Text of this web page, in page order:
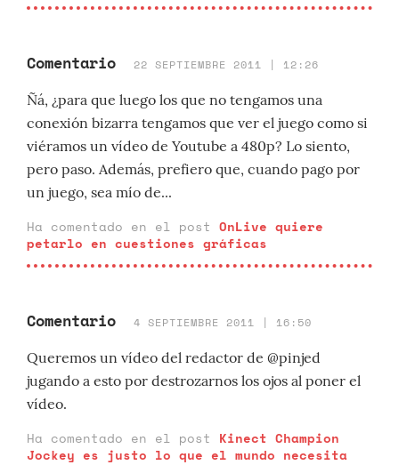
Comentario 22 SEPTIEMBRE 2011 | 12:26
Ñá, ¿para que luego los que no tengamos una
conexión bizarra tengamos que ver el juego como si
viéramos un vídeo de Youtube a 480p? Lo siento,
pero paso. Además, prefiero que, cuando pago por
un juego, sea mío de...
Ha comentado en el post OnLive quiere
petarlo en cuestiones gráficas
Comentario 4 SEPTIEMBRE 2011 | 16:50
Queremos un vídeo del redactor de @pinjed
jugando a esto por destrozarnos los ojos al poner el
vídeo.
Ha comentado en el post Kinect Champion
Jockey es justo lo que el mundo necesita